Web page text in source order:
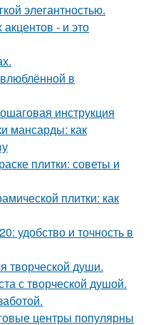
элегантностью.
- и это
в
инструкция
мансарды: как
плитки: советы и
плитки: как
удобство и точность в
творческой души.
с творческой душой.
центры популярны